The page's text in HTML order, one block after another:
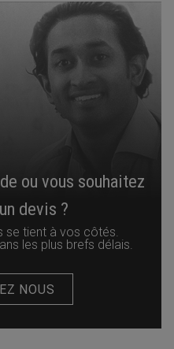
ou vous souhaitez
devis ?
se tient à vos côtés.
les plus brefs délais.
NOUS